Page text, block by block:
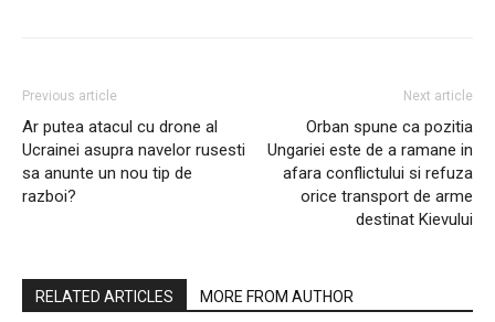
Previous article
Ar putea atacul cu drone al
Ucrainei asupra navelor rusesti
sa anunte un nou tip de
razboi?
Next article
Orban spune ca pozitia
Ungariei este de a ramane in
afara conflictului si refuza
orice transport de arme
destinat Kievului
RELATED ARTICLES MORE FROM AUTHOR